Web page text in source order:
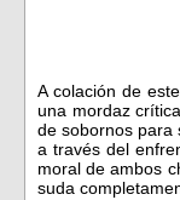
A colación de
una mordaz
de sobornos para
a través del
moral de ambos
suda